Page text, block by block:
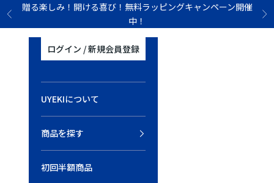
コンテンツへスキップ
前へ
贈る楽しみ！開ける喜び！無料ラッピングキャンペーン開催
中！
次
ログイン / 新規会員登録
UYEKIについて
商品を探す
初回半額商品